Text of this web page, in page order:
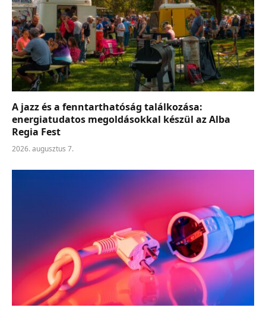
A jazz és a fenntarthatóság találkozása:
energiatudatos megoldásokkal készül az Alba
Regia Fest
2026. augusztus 7.